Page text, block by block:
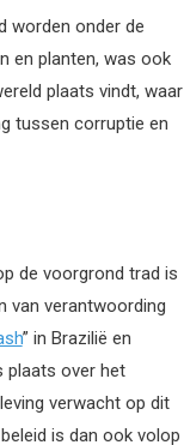
worden onder de
en planten, was ook
plaats vindt, waar
tussen corruptie en
de voorgrond trad is
van verantwoording
” in Brazilië en
plaats over het
verwacht op dit
is dan ook volop